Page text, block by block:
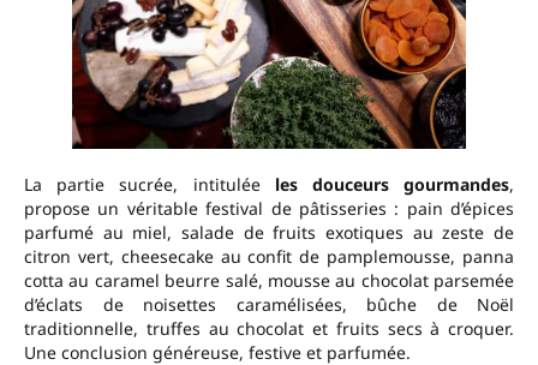
La partie sucrée, intitulée les douceurs gourmandes,
propose un véritable festival de pâtisseries : pain d’épices
parfumé au miel, salade de fruits exotiques au zeste de
citron vert, cheesecake au confit de pamplemousse, panna
cotta au caramel beurre salé, mousse au chocolat parsemée
d’éclats de noisettes caramélisées, bûche de Noël
traditionnelle, truffes au chocolat et fruits secs à croquer.
Une conclusion généreuse, festive et parfumée.